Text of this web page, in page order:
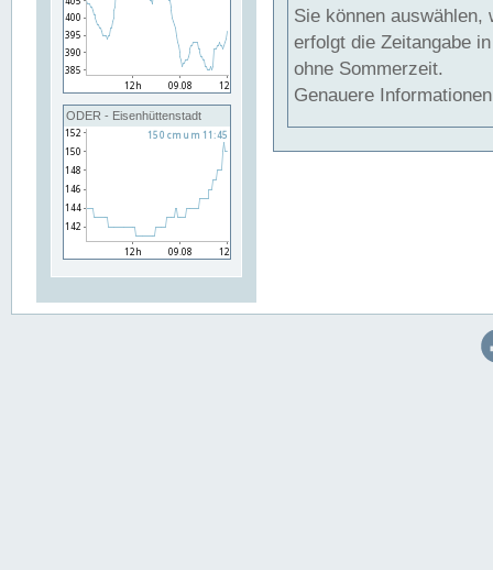
ODER - Eisenhüttenstadt
Sie können auswählen,
erfolgt die Zeitangabe
ohne Sommerzeit.
Genauere